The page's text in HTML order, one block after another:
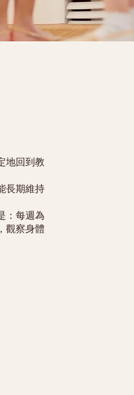
地回到教
長期維持
：每週為
觀察身體